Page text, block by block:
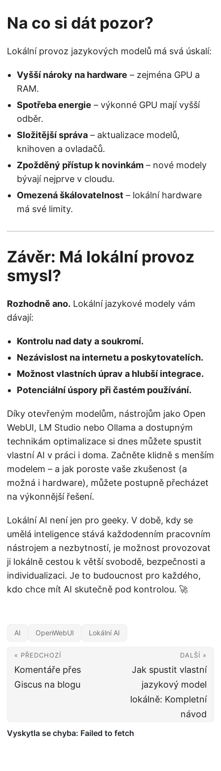
Na co si dát pozor?
Lokální provoz jazykových modelů má svá úskalí:
Vyšší nároky na hardware – zejména GPU a
RAM.
Spotřeba energie – výkonné GPU mají vyšší
odběr.
Složitější správa – aktualizace modelů,
knihoven a ovladačů.
Zpožděný přístup k novinkám – nové modely
bývají nejprve v cloudu.
Omezená škálovatelnost – lokální hardware
má své limity.
Závěr: Má lokální provoz
smysl?
Rozhodně ano. Lokální jazykové modely vám
dávají:
Kontrolu nad daty a soukromí.
Nezávislost na internetu a poskytovatelích.
Možnost vlastních úprav a hlubší integrace.
Potenciální úspory při častém používání.
Díky otevřeným modelům, nástrojům jako Open
WebUI, LM Studio nebo Ollama a dostupným
technikám optimalizace si dnes můžete spustit
vlastní AI v práci i doma. Začněte klidně s menším
modelem – a jak poroste vaše zkušenost (a
možná i hardware), můžete postupně přecházet
na výkonnější řešení.
Lokální AI není jen pro geeky. V době, kdy se
umělá inteligence stává každodenním pracovním
nástrojem a nezbytností, je možnost provozovat
ji lokálně cestou k větší svobodě, bezpečnosti a
individualizaci. Je to budoucnost pro každého,
kdo chce mít AI skutečně pod kontrolou. 🚀
AI OpenWebUI Lokální AI
« PŘEDCHOZÍ
Komentáře přes
Giscus na blogu
DALŠÍ »
Jak spustit vlastní
jazykový model
lokálně: Kompletní
návod